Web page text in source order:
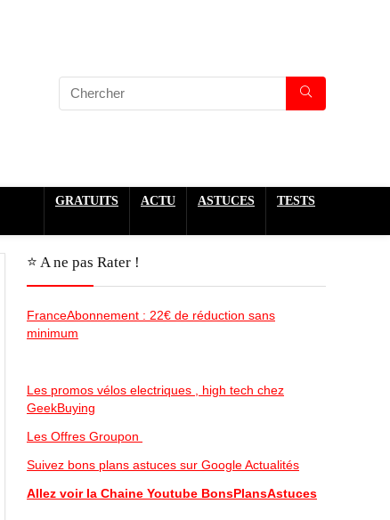
GRATUITS ACTU ASTUCES TESTS
⭐️ A ne pas Rater !
FranceAbonnement : 22€ de réduction sans
minimum
Les promos vélos electriques , high tech chez
GeekBuying
Les Offres Groupon
Suivez bons plans astuces sur Google Actualités
Allez voir la Chaine Youtube BonsPlansAstuces